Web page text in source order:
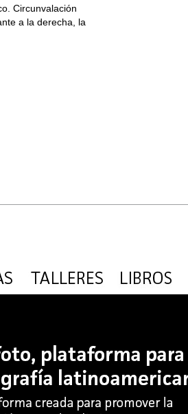
Circunvalación
a la derecha, la